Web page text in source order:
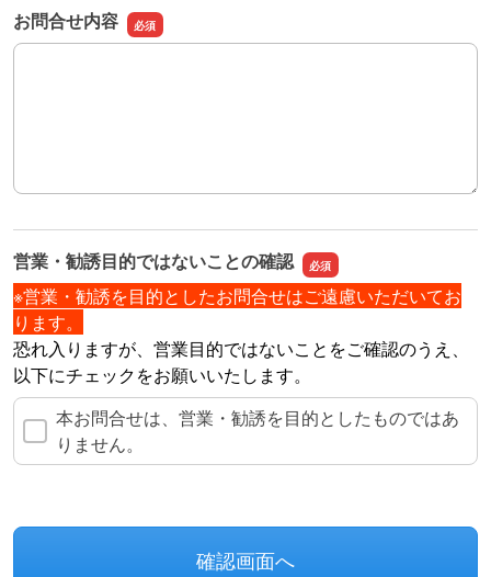
お問合せ内容
お問合せ内容
営業・勧誘目的ではないことの確認
※営業・勧誘を目的としたお問合せはご遠慮いただいてお
ります。
恐れ入りますが、営業目的ではないことをご確認のうえ、
以下にチェックをお願いいたします。
本お問合せは、営業・勧誘を目的としたものではあ
りません。